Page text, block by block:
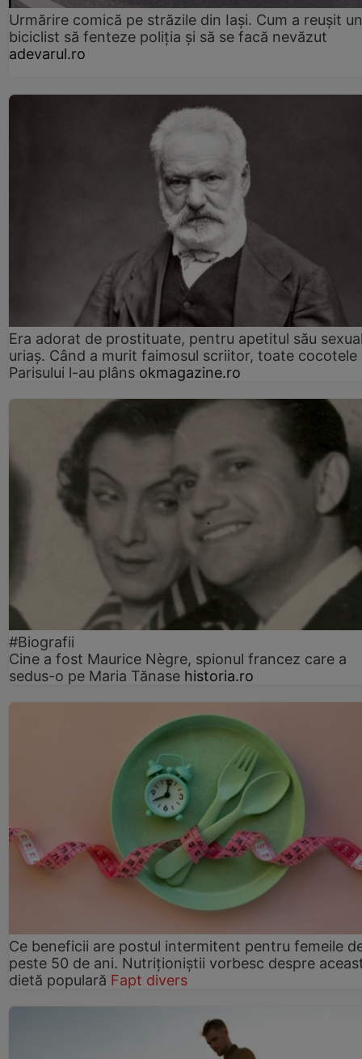
Urmărire comică pe străzile din Iași. Cum a reușit un
biciclist să fenteze poliția și să se facă nevăzut
adevarul.ro
Era adorat de prostituate, pentru apetitul său
uriaș. Când a murit faimosul scriitor, toate cocotele
Parisului l-au plâns okmagazine.ro
#Biografii
Cine a fost Maurice Nègre, spionul francez care a
sedus-o pe Maria Tănase historia.ro
Ce beneficii are postul intermitent pentru femeile
peste 50 de ani. Nutriționiștii vorbesc despre
dietă populară Fapt divers